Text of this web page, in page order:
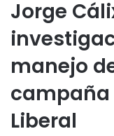
Jorge
manejo
campaña
Liberal